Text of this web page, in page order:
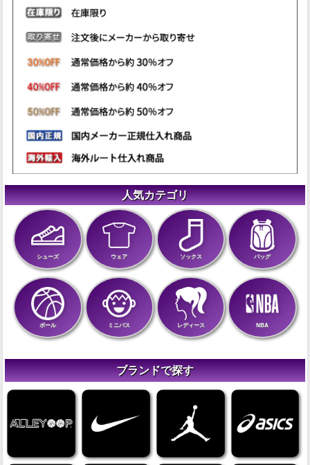
人気カテゴリ
シューズ ウェア ソックス バッグ
ボール ミニバス レディース NBA
ブランドで探す